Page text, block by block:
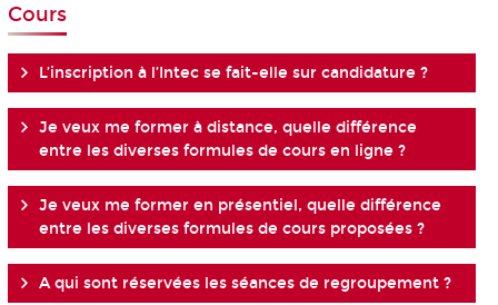
Cours
L’inscription à l’Intec se fait-elle sur candidature ?
Je veux me former à distance, quelle différence
entre les diverses formules de cours en ligne ?
Je veux me former en présentiel, quelle différence
entre les diverses formules de cours proposées ?
A qui sont réservées les séances de regroupement ?